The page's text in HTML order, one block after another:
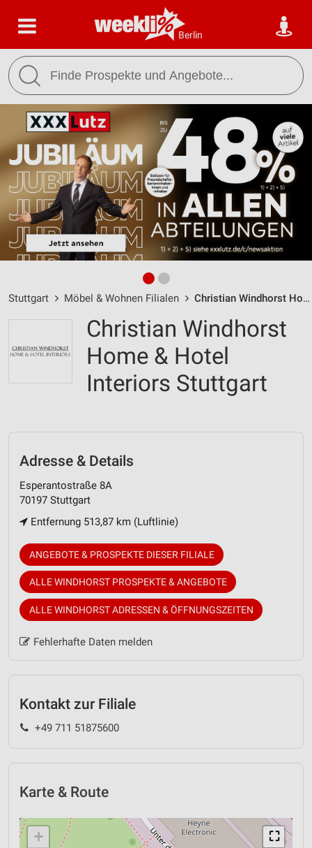
Berlin
Stuttgart Möbel & Wohnen Filialen Christian Windhorst Home & Hotel Interiors Stuttgart / Esperantostraße 8A - Öffnungszeiten & Adresse
Christian Windhorst
Home & Hotel
Interiors Stuttgart
Adresse & Details
Esperantostraße 8A
70197 Stuttgart
Entfernung 513,87 km (Luftlinie)
ANGEBOTE & PROSPEKTE DIESER FILIALE
ALLE WINDHORST PROSPEKTE & ANGEBOTE
ALLE WINDHORST ADRESSEN & ÖFFNUNGSZEITEN
Fehlerhafte Daten melden
Kontakt zur Filiale
+49 711 51875600
Karte & Route
⛶
+